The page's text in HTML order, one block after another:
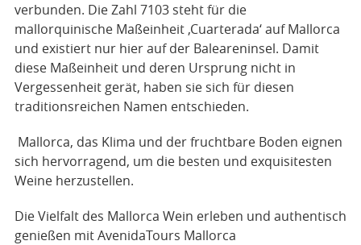
verbunden. Die Zahl 7103 steht für die
mallorquinische Maßeinheit ‚Cuarterada‘ auf Mallorca
und existiert nur hier auf der Baleareninsel. Damit
diese Maßeinheit und deren Ursprung nicht in
Vergessenheit gerät, haben sie sich für diesen
traditionsreichen Namen entschieden.
​ Mallorca, das Klima und der fruchtbare Boden eignen
sich hervorragend, um die besten und exquisitesten
Weine herzustellen.
Die Vielfalt des Mallorca Wein erleben und authentisch
genießen mit AvenidaTours Mallorca